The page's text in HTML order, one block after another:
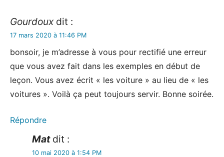
Gourdoux dit :
17 mars 2020 à 11:46 PM
bonsoir, je m’adresse à vous pour rectifié une erreur
que vous avez fait dans les exemples en début de
leçon. Vous avez écrit « les voiture » au lieu de « les
voitures ». Voilà ça peut toujours servir. Bonne soirée.
Répondre
Mat dit :
10 mai 2020 à 1:54 PM